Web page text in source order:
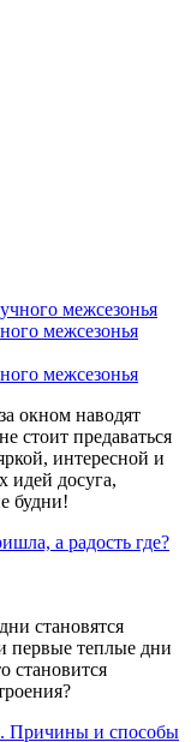
межсезонья
межсезонья
окном наводят
стоит предаваться
интересной и
досуга,
будни!
а радость где?
становятся
первые теплые дни
становится